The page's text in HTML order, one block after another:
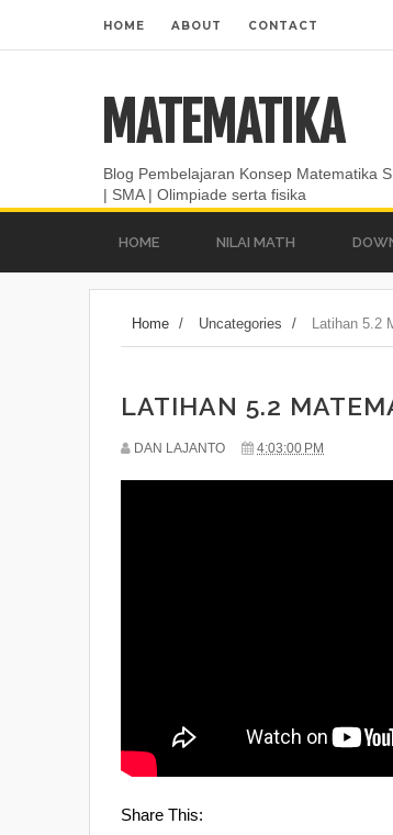
HOME ABOUT CONTACT
MATEMATIKA
Blog Pembelajaran Konsep Matematika
| SMA | Olimpiade serta fisika
HOME NILAI MATH
Home / Uncategories / Latihan 5.2
LATIHAN 5.2
DAN LAJANTO 4:03:00 PM
Share This: